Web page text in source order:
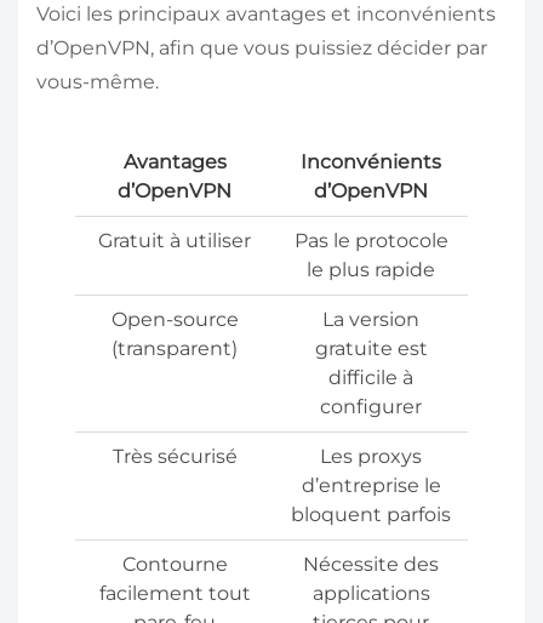
Voici les principaux avantages et inconvénients
d’OpenVPN, afin que vous puissiez décider par
vous-même.
Avantages
d’OpenVPN
Inconvénients
d’OpenVPN
Gratuit à utiliser
Pas le protocole
le plus rapide
Open-source
(transparent)
La version
gratuite est
difficile à
configurer
Très sécurisé
Les proxys
d’entreprise le
bloquent parfois
Contourne
facilement tout
Nécessite des
applications